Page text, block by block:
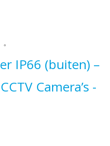
IP66 (buiten) –
Camera’s -